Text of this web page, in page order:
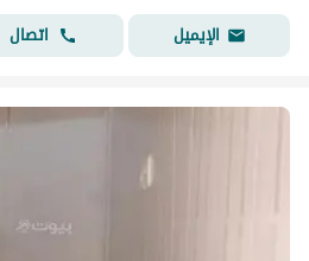
الإيميل
اتصال